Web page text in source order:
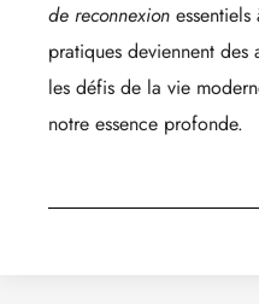
de reconnexion
pratiques deviennent
les défis de la vie
notre essence profonde.